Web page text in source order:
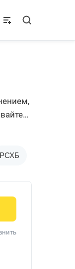
РСХБ